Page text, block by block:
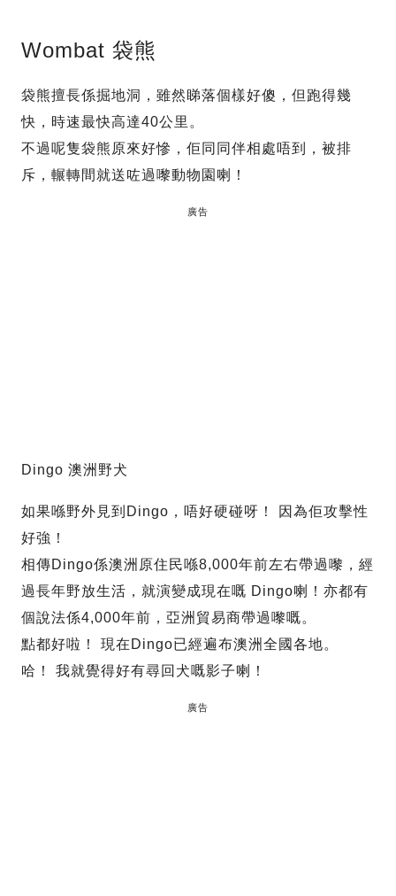
Wombat 袋熊
袋熊擅長係掘地洞，雖然睇落個樣好傻，但跑得幾
快，時速最快高達40公里。
不過呢隻袋熊原來好慘，佢同同伴相處唔到，被排
斥，輾轉間就送咗過嚟動物園喇！
廣告
Dingo 澳洲野犬
如果喺野外見到Dingo，唔好硬碰呀！ 因為佢攻擊性
好強！
相傳Dingo係澳洲原住民喺8,000年前左右帶過嚟，經
過長年野放生活，就演變成現在嘅 Dingo喇！亦都有
個說法係4,000年前，亞洲貿易商帶過嚟嘅。
點都好啦！ 現在Dingo已經遍布澳洲全國各地。
哈！ 我就覺得好有尋回犬嘅影子喇！
廣告